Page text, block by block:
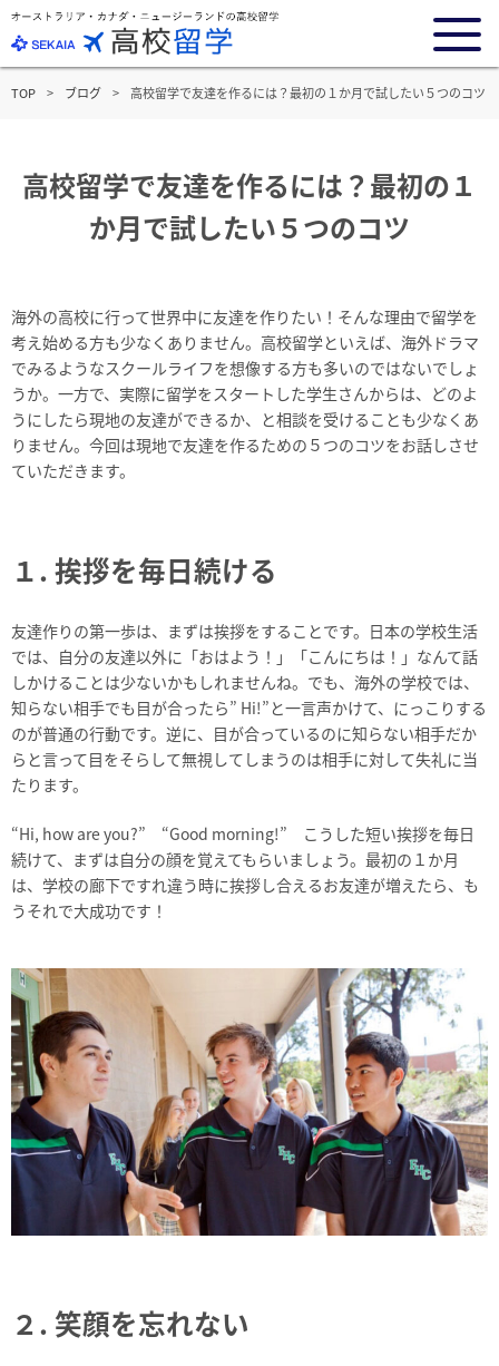
TOP ブログ 高校留学で友達を作るには？最初の１か月で試したい５つのコツ
高校留学で友達を作るには？最初の１
か月で試したい５つのコツ
海外の高校に行って世界中に友達を作りたい！そんな理由で留学を
考え始める方も少なくありません。高校留学といえば、海外ドラマ
でみるようなスクールライフを想像する方も多いのではないでしょ
うか。一方で、実際に留学をスタートした学生さんからは、どのよ
うにしたら現地の友達ができるか、と相談を受けることも少なくあ
りません。今回は現地で友達を作るための５つのコツをお話しさせ
ていただきます。
１. 挨拶を毎日続ける
友達作りの第一歩は、まずは挨拶をすることです。日本の学校生活
では、自分の友達以外に「おはよう！」「こんにちは！」なんて話
しかけることは少ないかもしれませんね。でも、海外の学校では、
知らない相手でも目が合ったら” Hi!”と一言声かけて、にっこりする
のが普通の行動です。逆に、目が合っているのに知らない相手だか
らと言って目をそらして無視してしまうのは相手に対して失礼に当
たります。
“Hi, how are you?” “Good morning!” こうした短い挨拶を毎日
続けて、まずは自分の顔を覚えてもらいましょう。最初の１か月
は、学校の廊下ですれ違う時に挨拶し合えるお友達が増えたら、も
うそれで大成功です！
２. 笑顔を忘れない